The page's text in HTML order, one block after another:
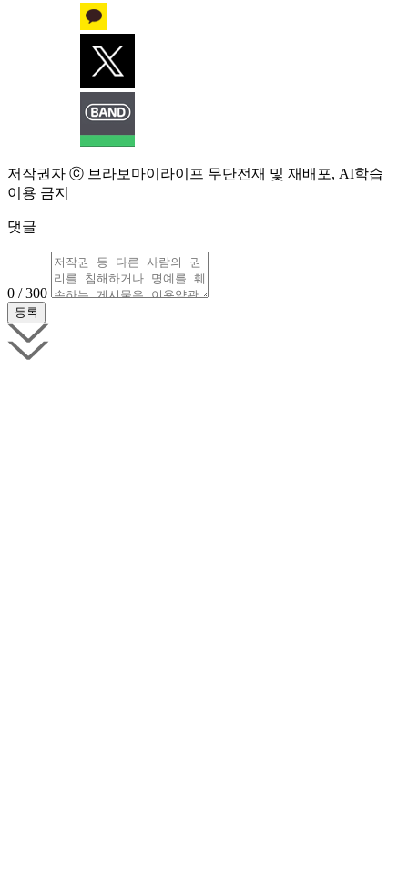
저작권자 ⓒ 브라보마이라이프 무단전재 및 재배포, AI학습
이용 금지
댓글
0 / 300